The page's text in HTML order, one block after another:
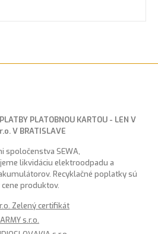
PLATOBNOU KARTOU - LEN V
V BRATISLAVE
spoločenstva SEWA,
likvidáciu elektroodpadu a
Recyklačné poplatky sú
produktov.
Zelený certifikát
s.r.o.